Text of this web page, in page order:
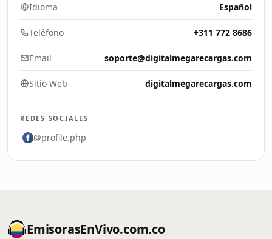
Idioma Español
Teléfono +311 772 8686
Email soporte@digitalmegarecargas.com
Sitio Web digitalmegarecargas.com
REDES SOCIALES
@profile.php
EmisorasEnVivo.com.co